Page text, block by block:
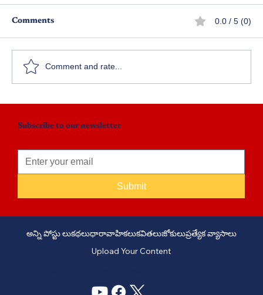
Comments 0.0 / 5 (0)
Comment and rate...
Subscribe to our newsletter
Submit
అన్ని పోస్టు లుకథలుధారావాహికలుకవితలుజోకులుప్రత్యేక వ్యాసాలు
Upload Your Content